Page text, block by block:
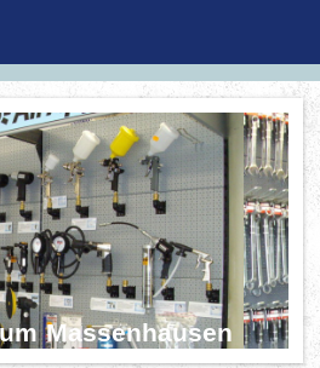
Massenhausen